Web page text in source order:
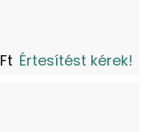
Értesítést kérek!